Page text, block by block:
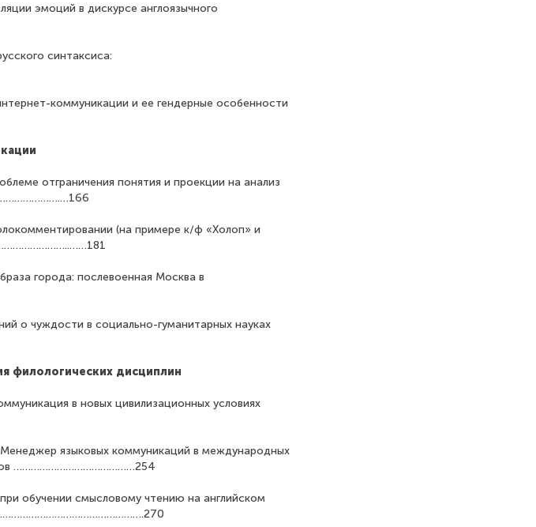
эмоций в дискурсе англоязычного
синтаксиса:
коммуникации и ее гендерные особенности
и
отграничения понятия и проекции на анализ
(на примере к/ф «Холоп» и
города: послевоенная Москва в
о чуждости в социально-гуманитарных науках
филологических дисциплин
в новых цивилизационных условиях
языковых коммуникаций в международных
……………………………………254
обучении смысловому чтению на английском